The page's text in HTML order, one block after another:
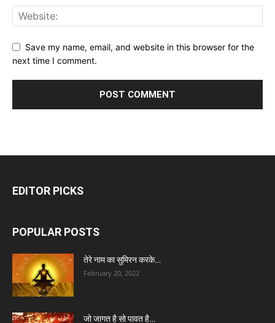
Save my name, email, and website in this browser for the
next time I comment.
EDITOR PICKS
POPULAR POSTS
तेरे नाम का सुमिरन करके…
February 20, 2022
जो जागत है सो पावत है…